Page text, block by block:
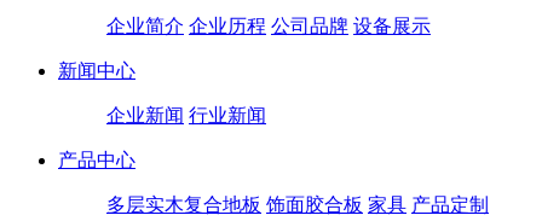
企业简介 企业历程 公司品牌 设备展示
新闻中心
企业新闻 行业新闻
产品中心
多层实木复合地板 饰面胶合板 家具 产品定制